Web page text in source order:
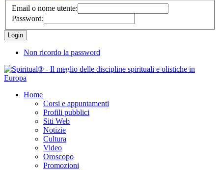
Email o nome utente:
Password:
Non ricordo la password
Home
Corsi e appuntamenti
Profili pubblici
Siti Web
Notizie
Cultura
Video
Oroscopo
Promozioni